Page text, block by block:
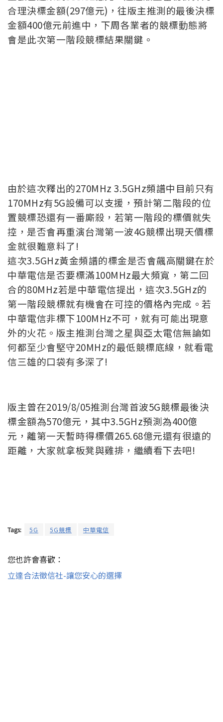
合理決標金額(297億元)，往版主推測的最後決標
金額400億元前進中，下周各業者的競標動態將
會是此次第一階段競標結果關鍵。
由於這次釋出的270MHz 3.5GHz頻譜中目前只有
170MHz有5G設備可以支援，預計第二階段的位
置競標恐還有一番廝殺，若第一階段的標價就失
控，是否會再重演台灣第一波4G競標出現天價標
金就很難意料了!
這次3.5GHz黃金頻譜的標金是否會飆高關鍵在於
中華電信是否要標滿100MHz最大頻寬，第二回
合的80MHz若是中華電信提出，這次3.5GHz的
第一階段競標就有機會在可控的價格內完成。若
中華電信非標下100MHz不可，就有可能出現意
外的火花。版主推測台灣之星與亞太電信無論如
何都至少會堅守20MHz的最低競標底線，就看電
信三雄的口袋有多深了!
版主曾在2019/8/05推測台灣首波5G競標最後決
標金額為570億元，其中3.5GHz預測為400億
元，離第一天暫時得標價265.68億元還有很遠的
距離，大家就拿板凳與雞排，繼續看下去吧!
Tags: 5G 5G競標 中華電信
您也許會喜歡：
立達合法徵信社-讓您安心的選擇